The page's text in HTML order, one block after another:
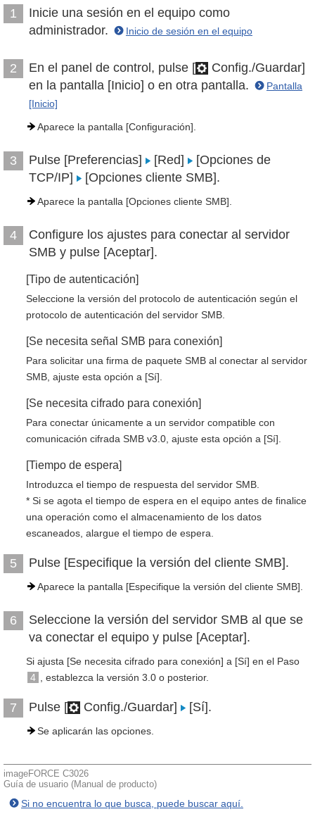
1
Inicie una sesión en el equipo como
administrador.
Inicio de sesión en el equipo
2 En el panel de control, pulse [
Config./Guardar]
en la pantalla [Inicio] o en otra pantalla.
Pantalla
[Inicio]
Aparece la pantalla [Configuración].
3 Pulse [Preferencias] [Red]
[Opciones de
TCP/IP]
[Opciones cliente SMB].
Aparece la pantalla [Opciones cliente SMB].
4
Conﬁgure los ajustes para conectar al servidor
SMB y pulse [Aceptar].
[Tipo de autenticación]
Seleccione la versión del protocolo de autenticación según el
protocolo de autenticación del servidor SMB.
[Se necesita señal SMB para conexión]
Para solicitar una firma de paquete SMB al conectar al servidor
SMB, ajuste esta opción a [Sí].
[Se necesita cifrado para conexión]
Para conectar únicamente a un servidor compatible con
comunicación cifrada SMB v3.0, ajuste esta opción a [Sí].
[Tiempo de espera]
Introduzca el tiempo de respuesta del servidor SMB.
* Si se agota el tiempo de espera en el equipo antes de finalice
una operación como el almacenamiento de los datos
escaneados, alargue el tiempo de espera.
5 Pulse [Especifique la versión del cliente SMB].
Aparece la pantalla [Especifique la versión del cliente SMB].
6
Seleccione la versión del servidor SMB al que se
va conectar el equipo y pulse [Aceptar].
Si ajusta [Se necesita cifrado para conexión] a [Sí] en el Paso
4
, establezca la versión 3.0 o posterior.
7 Pulse [ Config./Guardar] [Sí].
Se aplicarán las opciones.
imageFORCE C3026
Guía de usuario (Manual de producto)
Si no encuentra lo que busca, puede buscar aquí.